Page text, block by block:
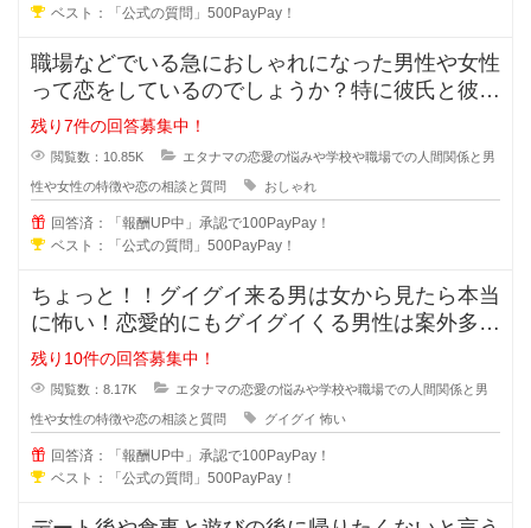
ベスト：「公式の質問」500PayPay！
職場などでいる急におしゃれになった男性や女性
って恋をしているのでしょうか？特に彼氏と彼女
で付き合っている状態だと浮気など
残り7件の回答募集中！
閲覧数：10.85K エタナマの恋愛の悩みや学校や職場での人間関係と男
性や女性の特徴や恋の相談と質問 おしゃれ
回答済：「報酬UP中」承認で100PayPay！
ベスト：「公式の質問」500PayPay！
ちょっと！！グイグイ来る男は女から見たら本当
に怖い！恋愛的にもグイグイくる男性は案外多い
かもしれませんが、どの様な特徴が
残り10件の回答募集中！
閲覧数：8.17K エタナマの恋愛の悩みや学校や職場での人間関係と男
性や女性の特徴や恋の相談と質問 グイグイ 怖い
回答済：「報酬UP中」承認で100PayPay！
ベスト：「公式の質問」500PayPay！